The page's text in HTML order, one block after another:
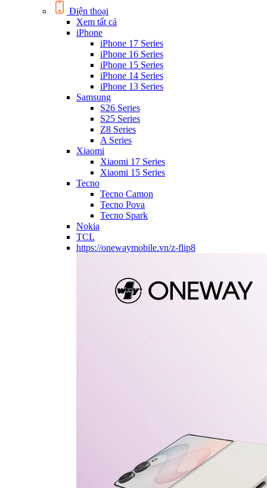
Điện thoại
Xem tất cả
iPhone
iPhone 17 Series
iPhone 16 Series
iPhone 15 Series
iPhone 14 Series
iPhone 13 Series
Samsung
S26 Series
S25 Series
Z8 Series
A Series
Xiaomi
Xiaomi 17 Series
Xiaomi 15 Series
Tecno
Tecno Camon
Tecno Pova
Tecno Spark
Nokia
TCL
https://onewaymobile.vn/z-flip8